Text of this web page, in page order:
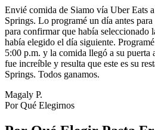
Envié comida de Siamo vía Uber Eats
Springs. Lo programé un día antes
para confirmar que había seleccionado
había elegido el día siguiente.
5:00 p.m. y la comida llegó a su puerta
fue increíble y resulta que este es su
Springs. Todos ganamos.
Magaly P.
Por Qué Elegirnos